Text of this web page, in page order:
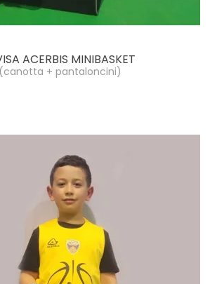
ACERBIS MINIBASKET
(canotta + pantaloncini)